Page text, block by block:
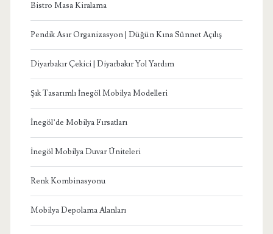
Bistro Masa Kiralama
Pendik Asır Organizasyon | Düğün Kına Sünnet Açılış
Diyarbakır Çekici | Diyarbakır Yol Yardım
Şık Tasarımlı İnegöl Mobilya Modelleri
İnegöl’de Mobilya Fırsatları
İnegöl Mobilya Duvar Üniteleri
Renk Kombinasyonu
Mobilya Depolama Alanları